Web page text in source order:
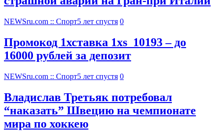
NEWSru.com :: Спорт5 лет спустя 0
Промокод 1хставка 1xs_10193 – до
16000 рублей за депозит
NEWSru.com :: Спорт5 лет спустя 0
Владислав Третьяк потребовал
“наказать” Швецию на чемпионате
мира по хоккею